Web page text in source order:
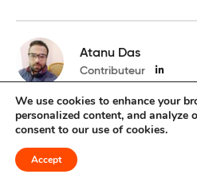
Atanu Das
Contributeur
Atanu Das est un rédacteur de
qui a de l’expérience dans la
créatif optimisé pour le
niches. Il rédige activement
We use cookies to enhance your
personalized content, and
consent to our use of cookies.
Accept